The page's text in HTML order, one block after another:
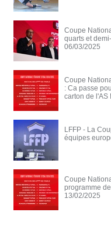
Coupe
quarts et
06/03/2025
Coupe
: Ca passe
carton de l'AS
LFFP - La
équipes
Coupe
programme
13/02/2025